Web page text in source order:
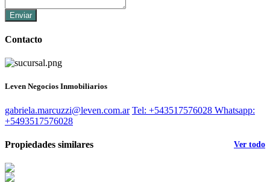
Enviar
Contacto
Leven Negocios Inmobiliarios
gabriela.marcuzzi@leven.com.ar Tel: +543517576028 Whatsapp:
+5493517576028
Propiedades similares Ver todo